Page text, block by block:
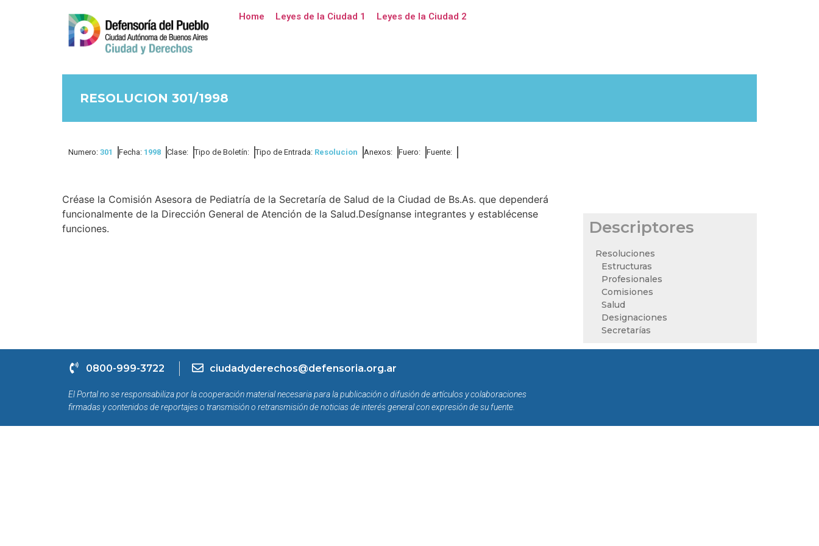
Home Leyes de la Ciudad 1 Leyes de la Ciudad 2
RESOLUCION 301/1998
Numero: 301 Fecha: 1998 Clase: Tipo de Boletín: Tipo de Entrada: Resolucion Anexos: Fuero: Fuente:
Créase la Comisión Asesora de Pediatría de la Secretaría de Salud de la Ciudad de Bs.As. que dependerá
funcionalmente de la Dirección General de Atención de la Salud.Desígnanse integrantes y establécense
funciones.
Descriptores
Resoluciones
Estructuras
Profesionales
Comisiones
Salud
Designaciones
Secretarías
0800-999-3722 ciudadyderechos@defensoria.org.ar
El Portal no se responsabiliza por la cooperación material necesaria para la publicación o difusión de artículos y colaboraciones
firmadas y contenidos de reportajes o transmisión o retransmisión de noticias de interés general con expresión de su fuente.